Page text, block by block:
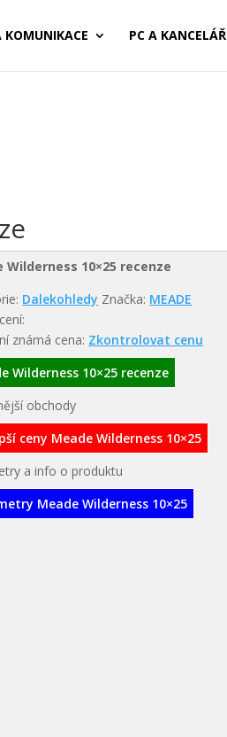
KOMUNIKACE PC A KANCELÁŘ
Wilderness 10×25 recenze
Dalekohledy Značka: MEADE
známá cena: Zkontrolovat cenu
Wilderness 10×25 recenze
obchody
ceny Meade Wilderness 10×25
a info o produktu
Meade Wilderness 10×25